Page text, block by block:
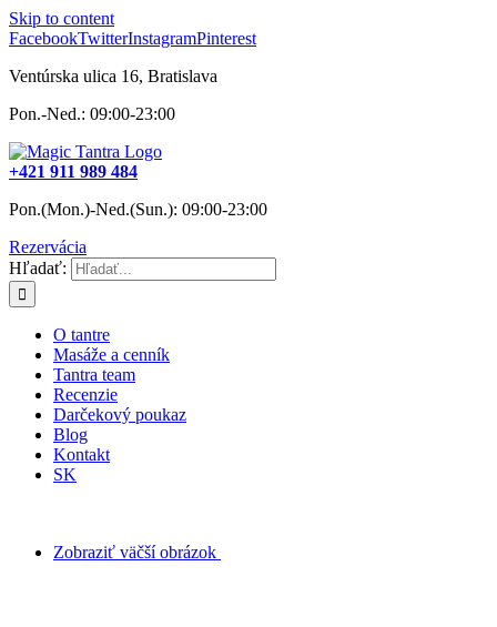
Skip to content
FacebookTwitterInstagramPinterest
Ventúrska ulica 16, Bratislava
Pon.-Ned.: 09:00-23:00
+421 911 989 484
Pon.(Mon.)-Ned.(Sun.): 09:00-23:00
Rezervácia
Hľadať:
O tantre
Masáže a cenník
Tantra team
Recenzie
Darčekový poukaz
Blog
Kontakt
SK
Zobraziť väčší obrázok